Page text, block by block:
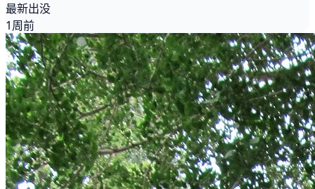
最新出没
1周前